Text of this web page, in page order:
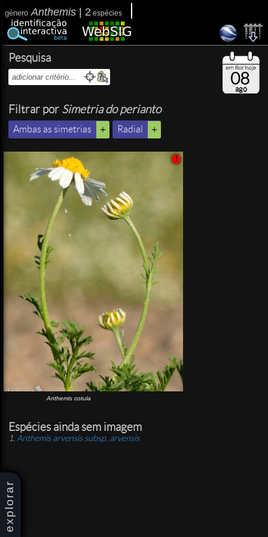
explorar
género Anthemis 2 espécies
Pesquisa
Filtrar por Simetria do perianto
Ambas as simetrias Radial
08
ago
Anthemis cotula
!
Espécies ainda sem imagem
Anthemis arvensissubsp. arvensis